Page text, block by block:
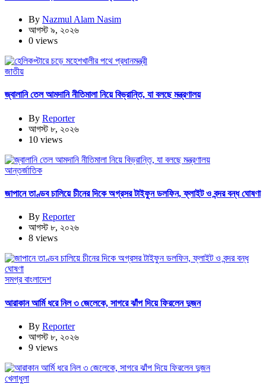
By Nazmul Alam Nasim
আগস্ট ৯, ২০২৬
0 views
জাতীয়
জ্বালানি তেল আমদানি নীতিমালা নিয়ে বিভ্রান্তি, যা বলছে মন্ত্রণালয়
By Reporter
আগস্ট ৮, ২০২৬
10 views
আন্তর্জাতিক
জাপানে তাণ্ডব চালিয়ে চীনের দিকে অগ্রসর টাইফুন ডলফিন, ফ্লাইট ও বন্দর বন্ধ ঘোষণা
By Reporter
আগস্ট ৮, ২০২৬
8 views
সমগ্র বাংলাদেশ
আরাকান আর্মি ধরে নিল ৩ জেলেকে, সাগরে ঝাঁপ দিয়ে ফিরলেন দুজন
By Reporter
আগস্ট ৮, ২০২৬
9 views
খেলাধুলা